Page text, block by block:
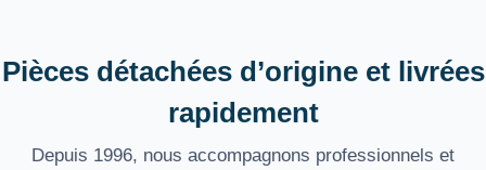
Pièces détachées d’origine et livrées
rapidement
Depuis 1996, nous accompagnons professionnels et